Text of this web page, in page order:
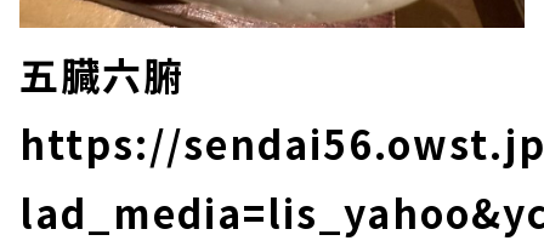
五臓六腑
https://